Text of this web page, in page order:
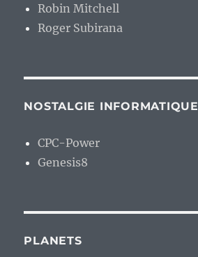
Robin Mitchell
Roger Subirana
NOSTALGIE INFORMATIQUE
CPC-Power
Genesis8
PLANETS